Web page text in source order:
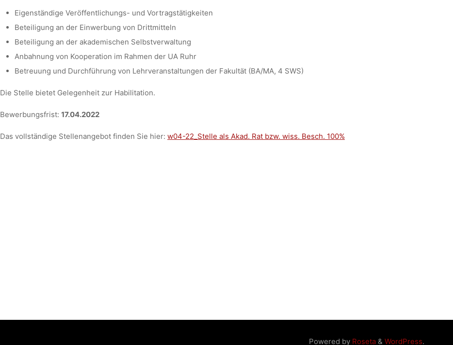
Eigenständige Veröffentlichungs- und Vortragstätigkeiten
Beteiligung an der Einwerbung von Drittmitteln
Beteiligung an der akademischen Selbstverwaltung
Anbahnung von Kooperation im Rahmen der UA Ruhr
Betreuung und Durchführung von Lehrveranstaltungen der Fakultät (BA/MA, 4 SWS)
Die Stelle bietet Gelegenheit zur Habilitation.
Bewerbungsfrist: 17.04.2022
Das vollständige Stellenangebot finden Sie hier: w04-22_Stelle als Akad. Rat bzw. wiss. Besch. 100%
Powered byRoseta& WordPress.